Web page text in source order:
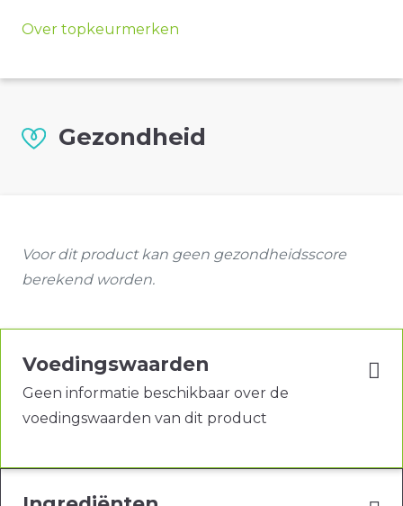
Over topkeurmerken
Gezondheid
Voor dit product kan geen gezondheidsscore
berekend worden.
Voedingswaarden
Geen informatie beschikbaar over de
voedingswaarden van dit product